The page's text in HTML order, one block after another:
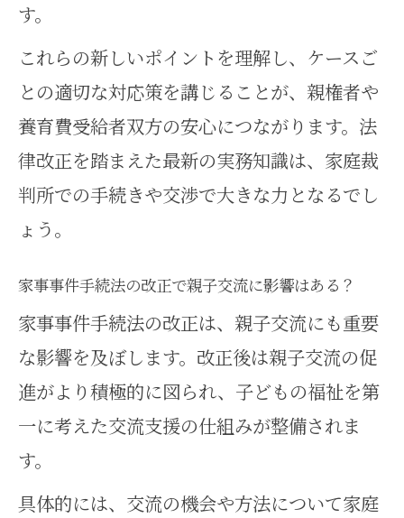
す。
これらの新しいポイントを理解し、ケースご
との適切な対応策を講じることが、親権者や
養育費受給者双方の安心につながります。法
律改正を踏まえた最新の実務知識は、家庭裁
判所での手続きや交渉で大きな力となるでし
ょう。
家事事件手続法の改正で親子交流に影響はある？
家事事件手続法の改正は、親子交流にも重要
な影響を及ぼします。改正後は親子交流の促
進がより積極的に図られ、子どもの福祉を第
一に考えた交流支援の仕組みが整備されま
す。
具体的には、交流の機会や方法について家庭